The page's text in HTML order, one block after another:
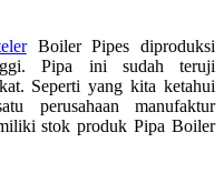
Boiler Pipes diproduksi
Pipa ini sudah teruji
Seperti yang kita ketahui
perusahaan manufaktur
stok produk Pipa Boiler